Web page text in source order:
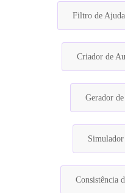
Filtro de
Criador de
Gerador
Consistência